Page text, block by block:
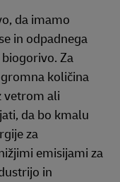
da imamo
in odpadnega
Za
količina
vetrom ali
da bo kmalu
za
emisijami za
in